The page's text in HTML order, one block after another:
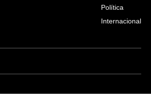
Política
Internacional